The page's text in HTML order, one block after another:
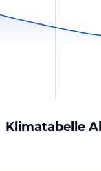
Klimatabelle